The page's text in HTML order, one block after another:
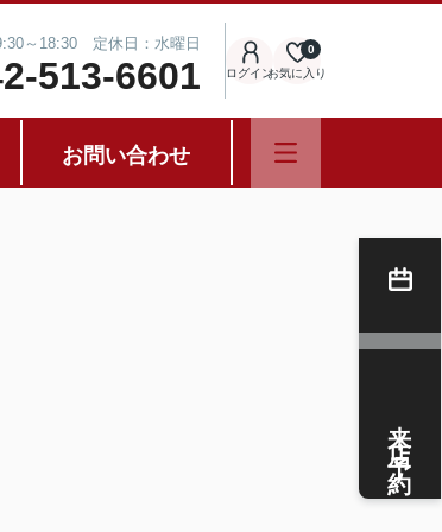
～18:30 定休日：水曜日
513-6601 ログインお気に入り
0
お問い合わせ
来店予約